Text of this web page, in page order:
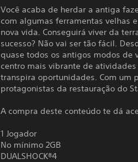
Você acaba de herdar a antiga
com algumas ferramentas velhas
nova vida. Conseguirá viver da
sucesso? Não vai ser tão fácil.
quase todos os antigos modos de
centro mais vibrante de
transpira oportunidades. Com um
protagonistas da restauração do
A compra deste conteúdo te dá
1 Jogador
No mínimo 2GB
DUALSHOCK®4